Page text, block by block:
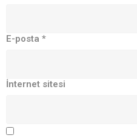
E-posta *
İnternet sitesi